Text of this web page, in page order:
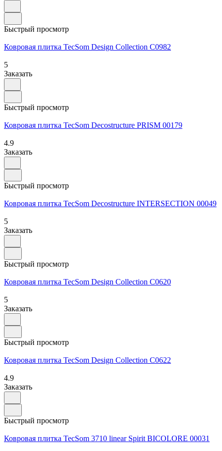
Быстрый просмотр
Ковровая плитка TecSom Design Collection C0982
5
Заказать
Быстрый просмотр
Ковровая плитка TecSom Decostructure PRISM 00179
4.9
Заказать
Быстрый просмотр
Ковровая плитка TecSom Decostructure INTERSECTION 00049
5
Заказать
Быстрый просмотр
Ковровая плитка TecSom Design Collection C0620
5
Заказать
Быстрый просмотр
Ковровая плитка TecSom Design Collection C0622
4.9
Заказать
Быстрый просмотр
Ковровая плитка TecSom 3710 linear Spirit BICOLORE 00031